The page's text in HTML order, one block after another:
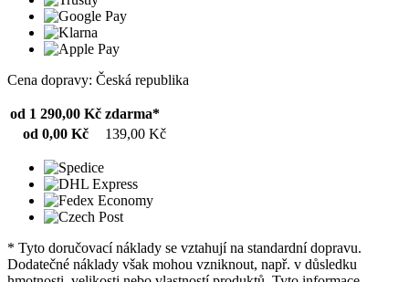
Cena dopravy: Česká republika
od 1 290,00 Kč zdarma*
od 0,00 Kč
139,00 Kč
* Tyto doručovací náklady se vztahují na standardní dopravu.
Dodatečné náklady však mohou vzniknout, např. v důsledku